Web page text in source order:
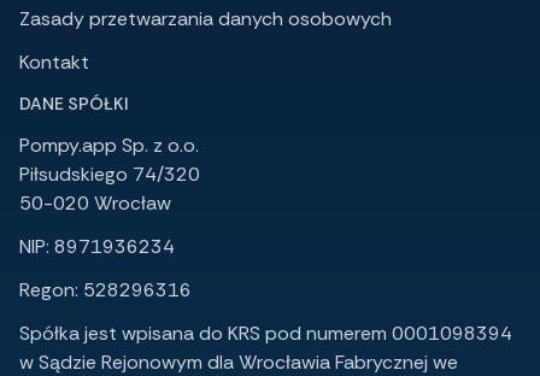
Zasady przetwarzania danych osobowych
Kontakt
DANE SPÓŁKI
Pompy.app Sp. z o.o.
Piłsudskiego 74/320
50-020 Wrocław
NIP: 8971936234
Regon: 528296316
Spółka jest wpisana do KRS pod numerem 0001098394
w Sądzie Rejonowym dla Wrocławia Fabrycznej we